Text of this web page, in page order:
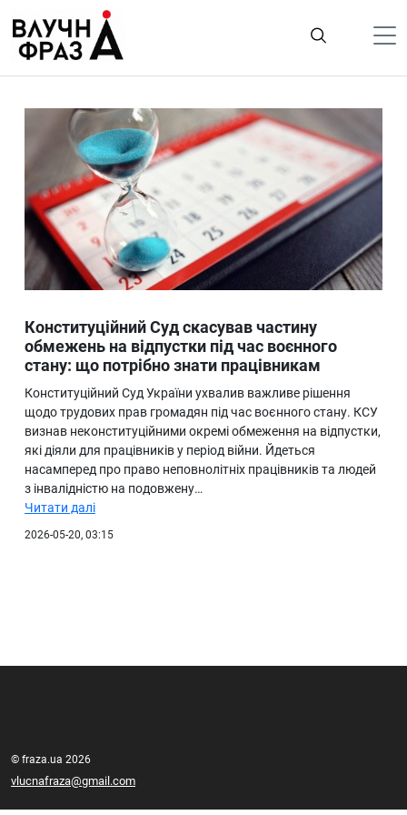
содержимому
Гроші
Життя
Лайфстайл
ТехноНаука
Людина
Ukraine
Про нас
Конституційний Суд скасував частину
обмежень на відпустки під час воєнного
стану: що потрібно знати працівникам
Конституційний Суд України ухвалив важливе рішення
щодо трудових прав громадян під час воєнного стану. КСУ
визнав неконституційними окремі обмеження на відпустки,
які діяли для працівників у період війни. Йдеться
насамперед про право неповнолітніх працівників та людей
з інвалідністю на подовжену…
Читати далі
2026-05-20, 03:15
© fraza.ua 2026
vlucnafraza@gmail.com